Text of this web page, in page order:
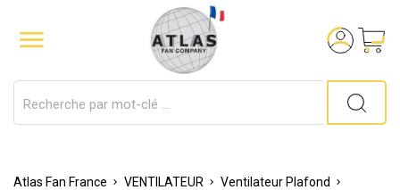

Atlas Fan France VENTILATEUR
Ventilateur Plafond